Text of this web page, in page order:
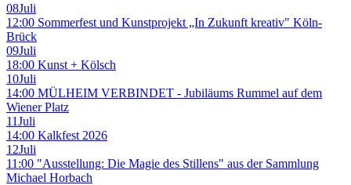
08Juli
12:00 Sommerfest und Kunstprojekt „In Zukunft kreativ" Köln-
Brück
09Juli
18:00 Kunst + Kölsch
10Juli
14:00 MÜLHEIM VERBINDET - Jubiläums Rummel auf dem
Wiener Platz
11Juli
14:00 Kalkfest 2026
12Juli
11:00 "Ausstellung: Die Magie des Stillens" aus der Sammlung
Michael Horbach